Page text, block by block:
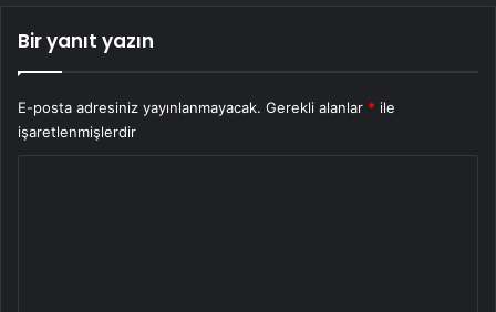
Bir yanıt yazın
E-posta adresiniz yayınlanmayacak. Gerekli alanlar * ile
işaretlenmişlerdir